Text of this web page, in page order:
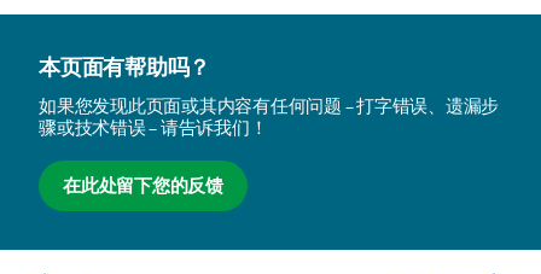
本页面有帮助吗？
如果您发现此页面或其内容有任何问题 – 打字错误、遗漏步
骤或技术错误 – 请告诉我们！
在此处留下您的反馈